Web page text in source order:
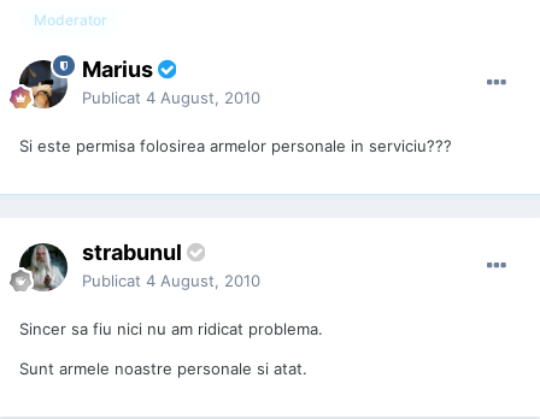
Moderator
Marius
Publicat 4 August, 2010
Si este permisa folosirea armelor personale in serviciu???
strabunul
Publicat 4 August, 2010
Sincer sa fiu nici nu am ridicat problema.
Sunt armele noastre personale si atat.